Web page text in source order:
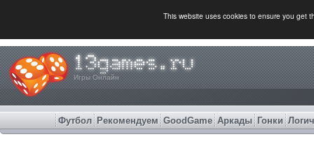
This website uses cookies to ensure you get
Игры Онлайн
Футбол Рекомендуем GoodGame Аркады Гонки